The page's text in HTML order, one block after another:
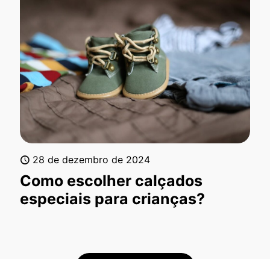
28 de dezembro de 2024
Como escolher calçados
especiais para crianças?